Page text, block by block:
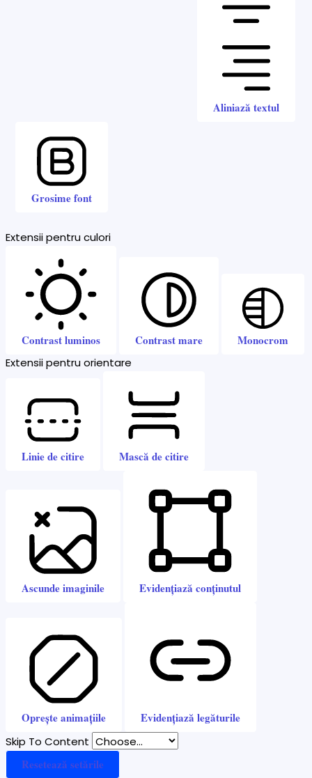
Aliniază textul
Grosime font
Extensii pentru culori
Contrast luminos Contrast mare Monocrom
Extensii pentru orientare
Linie de citire Mască de citire
Ascunde imaginile Evidențiază conținutul
Oprește animațiile Evidențiază legăturile
Skip To Content
Resetează setările